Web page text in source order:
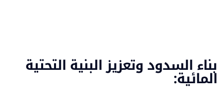
بناء السدود وتعزيز البنية التحتية
المائية: